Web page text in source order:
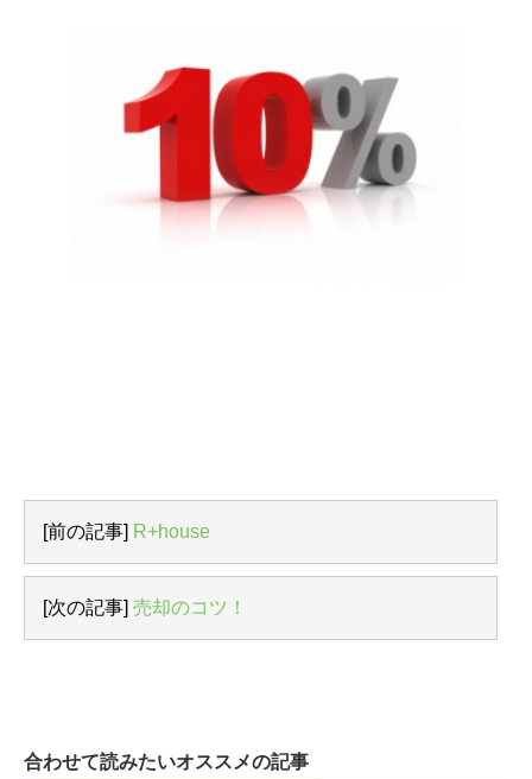
[前の記事] R+house
[次の記事] 売却のコツ！
合わせて読みたいオススメの記事